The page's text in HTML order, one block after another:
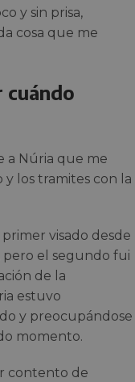
y sin prisa,
cosa que me
cuándo
a Núria que me
los tramites con la
visado desde
el segundo fui
de la
estuvo
y preocupándose
momento.
contento de